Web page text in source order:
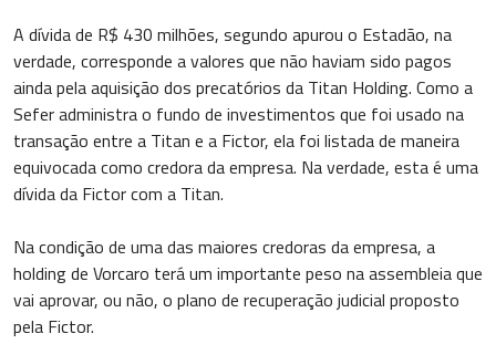
A dívida de R$ 430 milhões, segundo apurou o Estadão, na
verdade, corresponde a valores que não haviam sido pagos
ainda pela aquisição dos precatórios da Titan Holding. Como a
Sefer administra o fundo de investimentos que foi usado na
transação entre a Titan e a Fictor, ela foi listada de maneira
equivocada como credora da empresa. Na verdade, esta é uma
dívida da Fictor com a Titan.
Na condição de uma das maiores credoras da empresa, a
holding de Vorcaro terá um importante peso na assembleia que
vai aprovar, ou não, o plano de recuperação judicial proposto
pela Fictor.